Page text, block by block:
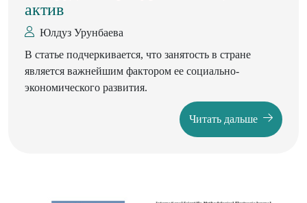
актив
Юлдуз Урунбаева
В статье подчеркивается, что занятость в стране
является важнейшим фактором ее социально-
экономического развития.
Читать дальше